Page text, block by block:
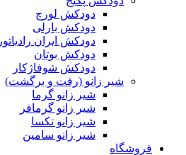
دودکش لورچ
دودکش بارلی
دودکش ایران رادیاتور
دودکش بوتان
دودکش شوفاژکار
شیر زانو (رفت و برگشت)
شیر زانو گرما
شیر زانو گرمافر
شیر زانو تکسا
شیر زانو سامین
فروشگاه